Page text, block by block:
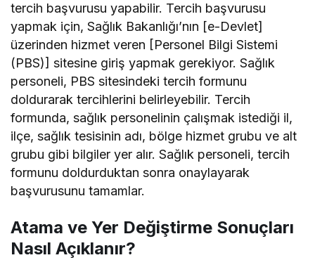
tercih başvurusu yapabilir. Tercih başvurusu
yapmak için, Sağlık Bakanlığı’nın [e-Devlet]
üzerinden hizmet veren [Personel Bilgi Sistemi
(PBS)] sitesine giriş yapmak gerekiyor. Sağlık
personeli, PBS sitesindeki tercih formunu
doldurarak tercihlerini belirleyebilir. Tercih
formunda, sağlık personelinin çalışmak istediği il,
ilçe, sağlık tesisinin adı, bölge hizmet grubu ve alt
grubu gibi bilgiler yer alır. Sağlık personeli, tercih
formunu doldurduktan sonra onaylayarak
başvurusunu tamamlar.
Atama ve Yer Değiştirme Sonuçları
Nasıl Açıklanır?